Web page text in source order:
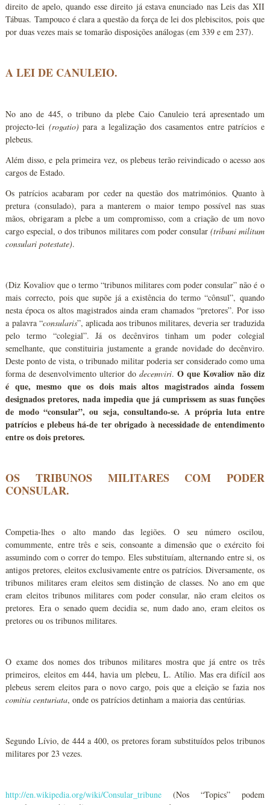
direito de apelo, quando esse direito já estava enunciado nas Leis das XII
Tábuas. Tampouco é clara a questão da força de lei dos plebiscitos, pois que
por duas vezes mais se tomarão disposições análogas (em 339 e em 237).
A LEI DE CANULEIO.
No ano de 445, o tribuno da plebe Caio Canuleio terá apresentado um
projecto-lei (rogatio) para a legalização dos casamentos entre patrícios e
plebeus.
Além disso, e pela primeira vez, os plebeus terão reivindicado o acesso aos
cargos de Estado.
Os patrícios acabaram por ceder na questão dos matrimónios. Quanto à
pretura (consulado), para a manterem o maior tempo possível nas suas
mãos, obrigaram a plebe a um compromisso, com a criação de um novo
cargo especial, o dos tribunos militares com poder consular (tribuni militum
consulari potestate).
(Diz Kovaliov que o termo “tribunos militares com poder consular” não é o
mais correcto, pois que supõe já a existência do termo “cônsul”, quando
nesta época os altos magistrados ainda eram chamados “pretores”. Por isso
a palavra “consularis”, aplicada aos tribunos militares, deveria ser traduzida
pelo termo “colegial”. Já os decênviros tinham um poder colegial
semelhante, que constituiria justamente a grande novidade do decênviro.
Deste ponto de vista, o tribunado militar poderia ser considerado como uma
forma de desenvolvimento ulterior do decemviri. O que Kovaliov não diz
é que, mesmo que os dois mais altos magistrados ainda fossem
designados pretores, nada impedia que já cumprissem as suas funções
de modo “consular”, ou seja, consultando-se. A própria luta entre
patrícios e plebeus há-de ter obrigado à necessidade de entendimento
entre os dois pretores.
OS TRIBUNOS MILITARES COM PODER
CONSULAR.
Competia-lhes o alto mando das legiões. O seu número oscilou,
comummente, entre três e seis, consoante a dimensão que o exército foi
assumindo com o correr do tempo. Eles substituíam, alternando entre si, os
antigos pretores, eleitos exclusivamente entre os patrícios. Diversamente, os
tribunos militares eram eleitos sem distinção de classes. No ano em que
eram eleitos tribunos militares com poder consular, não eram eleitos os
pretores. Era o senado quem decidia se, num dado ano, eram eleitos os
pretores ou os tribunos militares.
O exame dos nomes dos tribunos militares mostra que já entre os três
primeiros, eleitos em 444, havia um plebeu, L. Atílio. Mas era difícil aos
plebeus serem eleitos para o novo cargo, pois que a eleição se fazia nos
comitia centuriata, onde os patrícios detinham a maioria das centúrias.
Segundo Lívio, de 444 a 400, os pretores foram substituídos pelos tribunos
militares por 23 vezes.
http://en.wikipedia.org/wiki/Consular_tribune (Nos “Topics” podem